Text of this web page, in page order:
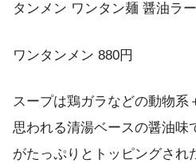
ワンタンメン 880円
スープは鶏ガラなどの動物系
思われる清湯ベースの醤油味
がたっぷりとトッピングされ